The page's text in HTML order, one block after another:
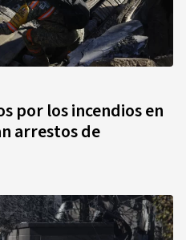
por los incendios en
arrestos de